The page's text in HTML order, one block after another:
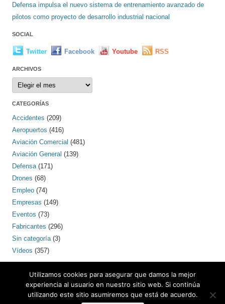
Defensa impulsa el nuevo sistema de entrenamiento avanzado de
pilotos como proyecto de desarrollo industrial nacional
SOCIAL
Twitter Facebook Youtube RSS
ARCHIVOS
Archivos
CATEGORÍAS
Accidentes (209)
Aeropuertos (416)
Aviación Comercial (481)
Aviación General (139)
Defensa(171)
Drones (68)
Empleo (74)
Empresas (149)
Eventos (73)
Fabricantes (296)
Sin categoría(3)
Vídeos (357)
Utilizamos cookies para asegurar que damos la mejor
experiencia al usuario en nuestro sitio web. Si continúa
utilizando este sitio asumiremos que está de acuerdo.